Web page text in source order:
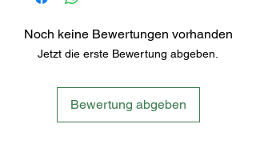
Noch keine Bewertungen vorhanden
Jetzt die erste Bewertung abgeben.
Bewertung abgeben